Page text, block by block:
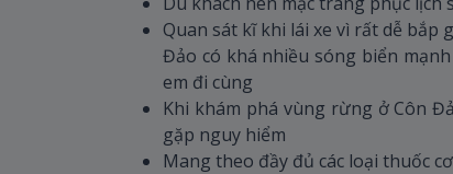
Quan sát kĩ khi lái xe vì rất dễ bắp
Đảo có khá nhiều sóng biển
em đi cùng
Khi khám phá vùng rừng ở Côn
gặp nguy hiểm
Mang theo đầy đủ các loại thuốc